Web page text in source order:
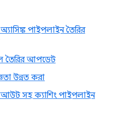
পাইপলাইন তৈরির
তৈরির আপডেট
উন্নত করা
সহ ক্যাশিং পাইপলাইন